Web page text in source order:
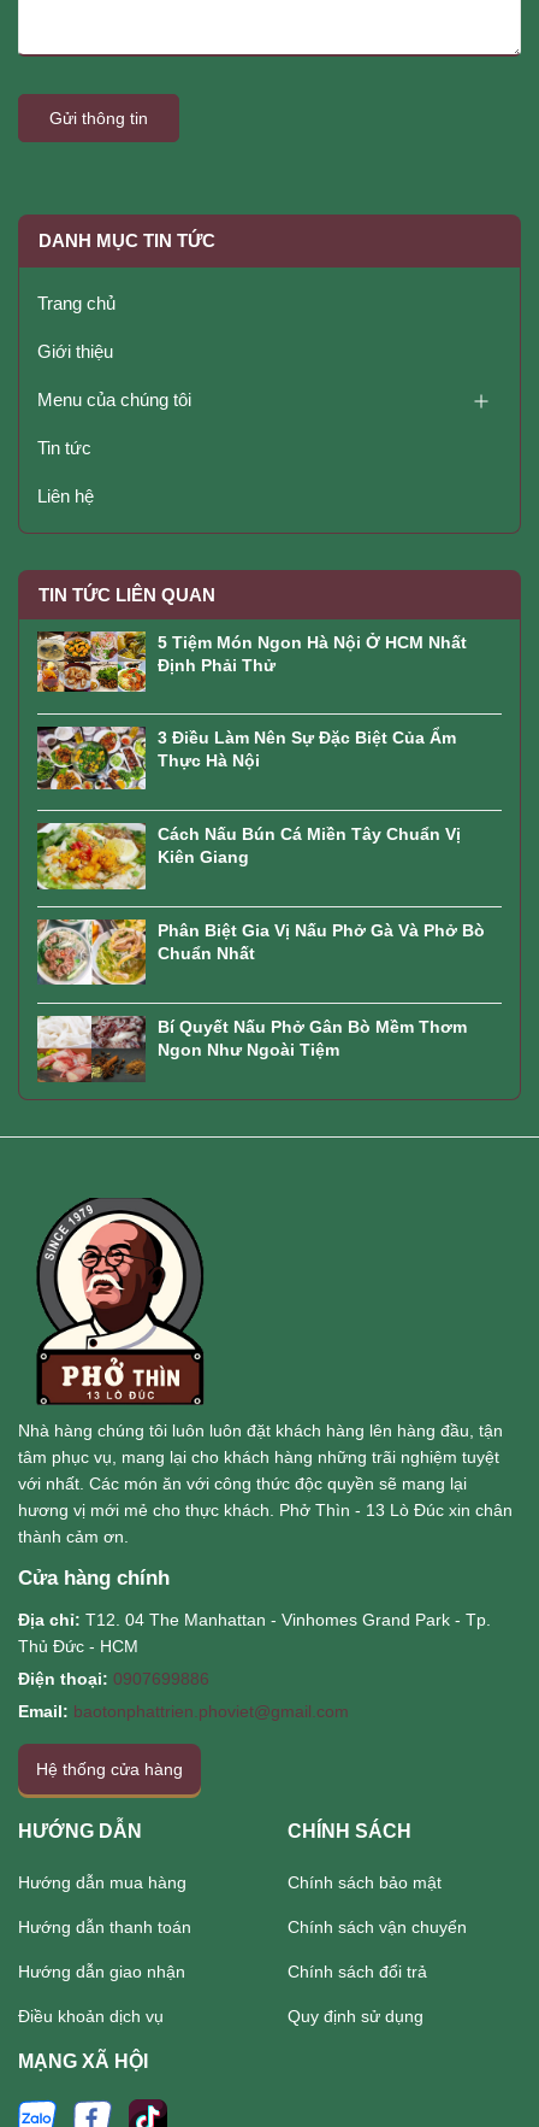
Gửi thông tin
DANH MỤC TIN TỨC
Trang chủ
Giới thiệu
Menu của chúng tôi
Tin tức
Liên hệ
TIN TỨC LIÊN QUAN
5 Tiệm Món Ngon Hà Nội Ở HCM Nhất
Định Phải Thử
3 Điều Làm Nên Sự Đặc Biệt Của Ẩm
Thực Hà Nội
Cách Nấu Bún Cá Miền Tây Chuẩn Vị
Kiên Giang
Phân Biệt Gia Vị Nấu Phở Gà Và Phở Bò
Chuẩn Nhất
Bí Quyết Nấu Phở Gân Bò Mềm Thơm
Ngon Như Ngoài Tiệm
Nhà hàng chúng tôi luôn luôn đặt khách hàng lên hàng đầu, tận
tâm phục vụ, mang lại cho khách hàng những trãi nghiệm tuyệt
với nhất. Các món ăn với công thức độc quyền sẽ mang lại
hương vị mới mẻ cho thực khách. Phở Thìn - 13 Lò Đúc xin chân
thành cảm ơn.
Cửa hàng chính
Địa chỉ: T12. 04 The Manhattan - Vinhomes Grand Park - Tp.
Thủ Đức - HCM
Điện thoại: 0907699886
Email: baotonphattrien.phoviet@gmail.com
Hệ thống cửa hàng
HƯỚNG DẪN
Hướng dẫn mua hàng
Hướng dẫn thanh toán
Hướng dẫn giao nhận
Điều khoản dịch vụ
CHÍNH SÁCH
Chính sách bảo mật
Chính sách vận chuyển
Chính sách đổi trả
Quy định sử dụng
MẠNG XÃ HỘI